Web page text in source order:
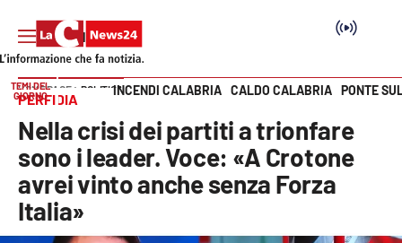
SEZIONI
Cronaca
Politica
Vai
TEMI DEL
GIORNO
INCENDI CALABRIA CALDO CALABRIA PONTE
HOME PAGE POLITICA
PERFIDIA
Nella crisi dei partiti a trionfare
sono i leader. Voce: «A Crotone
avrei vinto anche senza Forza
Italia»